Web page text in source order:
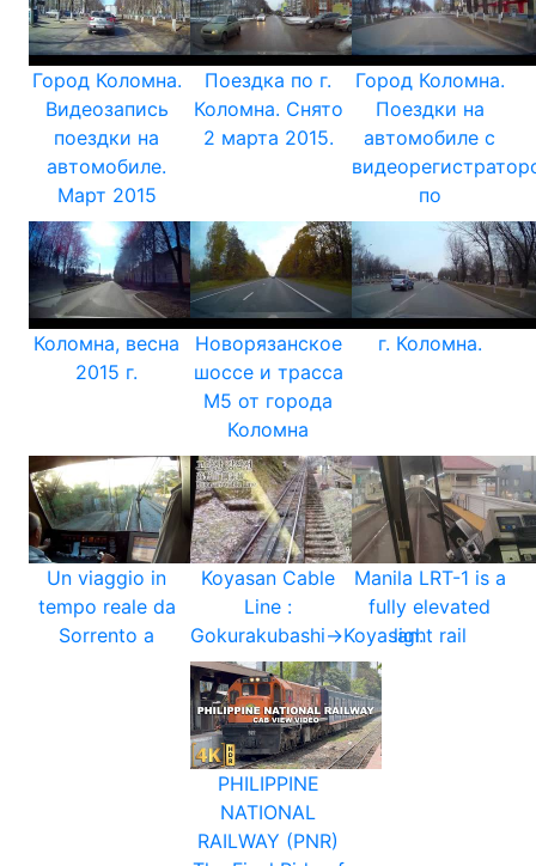
Город Коломна.
Видеозапись
поездки на
автомобиле.
Март 2015
Поездка по г.
Коломна. Снято
2 марта 2015.
Город Коломна.
Поездки на
автомобиле с
по
Коломна, весна
2015 г.
Новорязанское
шоссе и трасса
М5 от города
Коломна
г. Коломна.
Un viaggio in
tempo reale da
Sorrento a
Koyasan Cable
Line :
Gokurakubashi→Koyasan.
Manila LRT-1 is a
fully elevated
light rail
PHILIPPINE
NATIONAL
RAILWAY (PNR)